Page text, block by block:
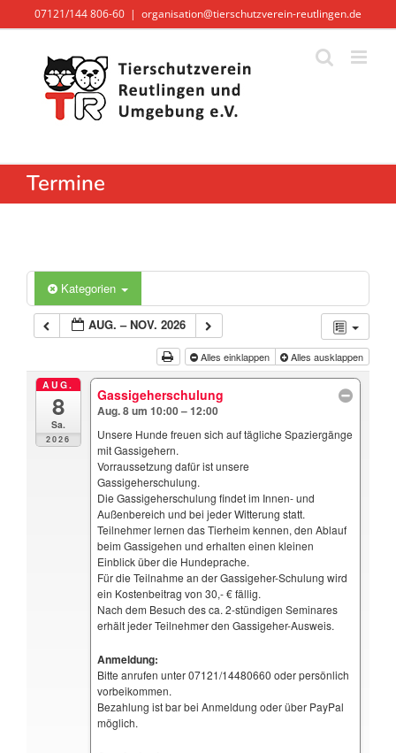
Inhalt
07121/144 806-60 | organisation@tierschutzverein-reutlingen.de
Termine
Kategorien
AUG. – NOV. 2026
Alles einklappen Alles ausklappen
AUG.
8
Sa.
2026
Gassigeherschulung
Aug. 8 um 10:00 – 12:00
Unsere Hunde freuen sich auf tägliche Spaziergänge
mit Gassigehern.
Vorraussetzung dafür ist unsere
Gassigeherschulung.
Die Gassigeherschulung findet im Innen- und
Außenbereich und bei jeder Witterung statt.
Teilnehmer lernen das Tierheim kennen, den Ablauf
beim Gassigehen und erhalten einen kleinen
Einblick über die Hundeprache.
Für die Teilnahme an der Gassigeher-Schulung wird
ein Kostenbeitrag von 30,- € fällig.
Nach dem Besuch des ca. 2-stündigen Seminares
erhält jeder Teilnehmer den Gassigeher-Ausweis.
Anmeldung:
Bitte anrufen unter 07121/14480660 oder persönlich
vorbeikommen.
Bezahlung ist bar bei Anmeldung oder über PayPal
möglich.